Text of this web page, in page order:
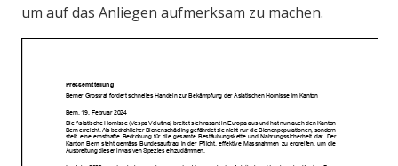
um auf das Anliegen aufmerksam zu machen.